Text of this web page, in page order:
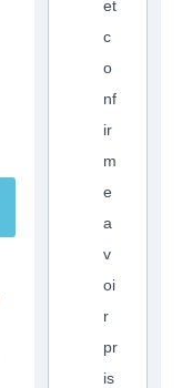
et
c
o
nf
ir
m
e
a
v
oi
r
pr
is